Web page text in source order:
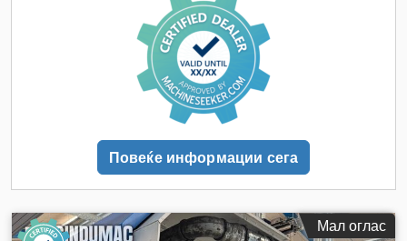
Повеќе информации сега
Мал оглас